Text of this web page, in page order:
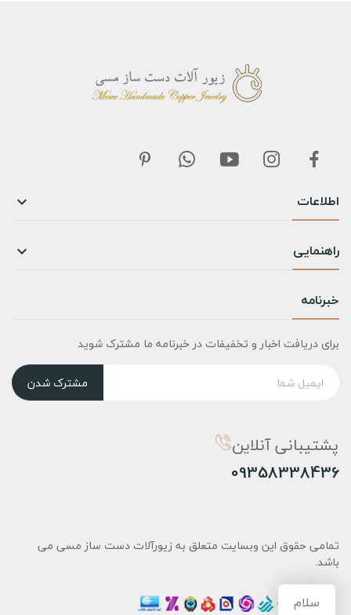
اطلاعات 
راهنمایی 
خبرنامه
برای دریافت اخبار و تخفیفات در خبرنامه ما مشترک شوید
مشترک شدن
پشتیبانی آنلاین
09358338436
تمامی حقوق این وبسایت متعلق به زیورآلات دست ساز مسی می
باشد.
سلام